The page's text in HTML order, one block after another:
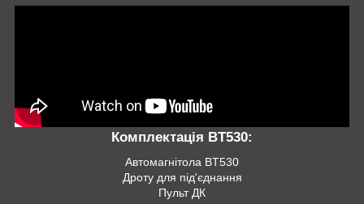
Комплектація BT530:
Автомагнітола BT530
Дроту для під'єднання
Пульт ДК